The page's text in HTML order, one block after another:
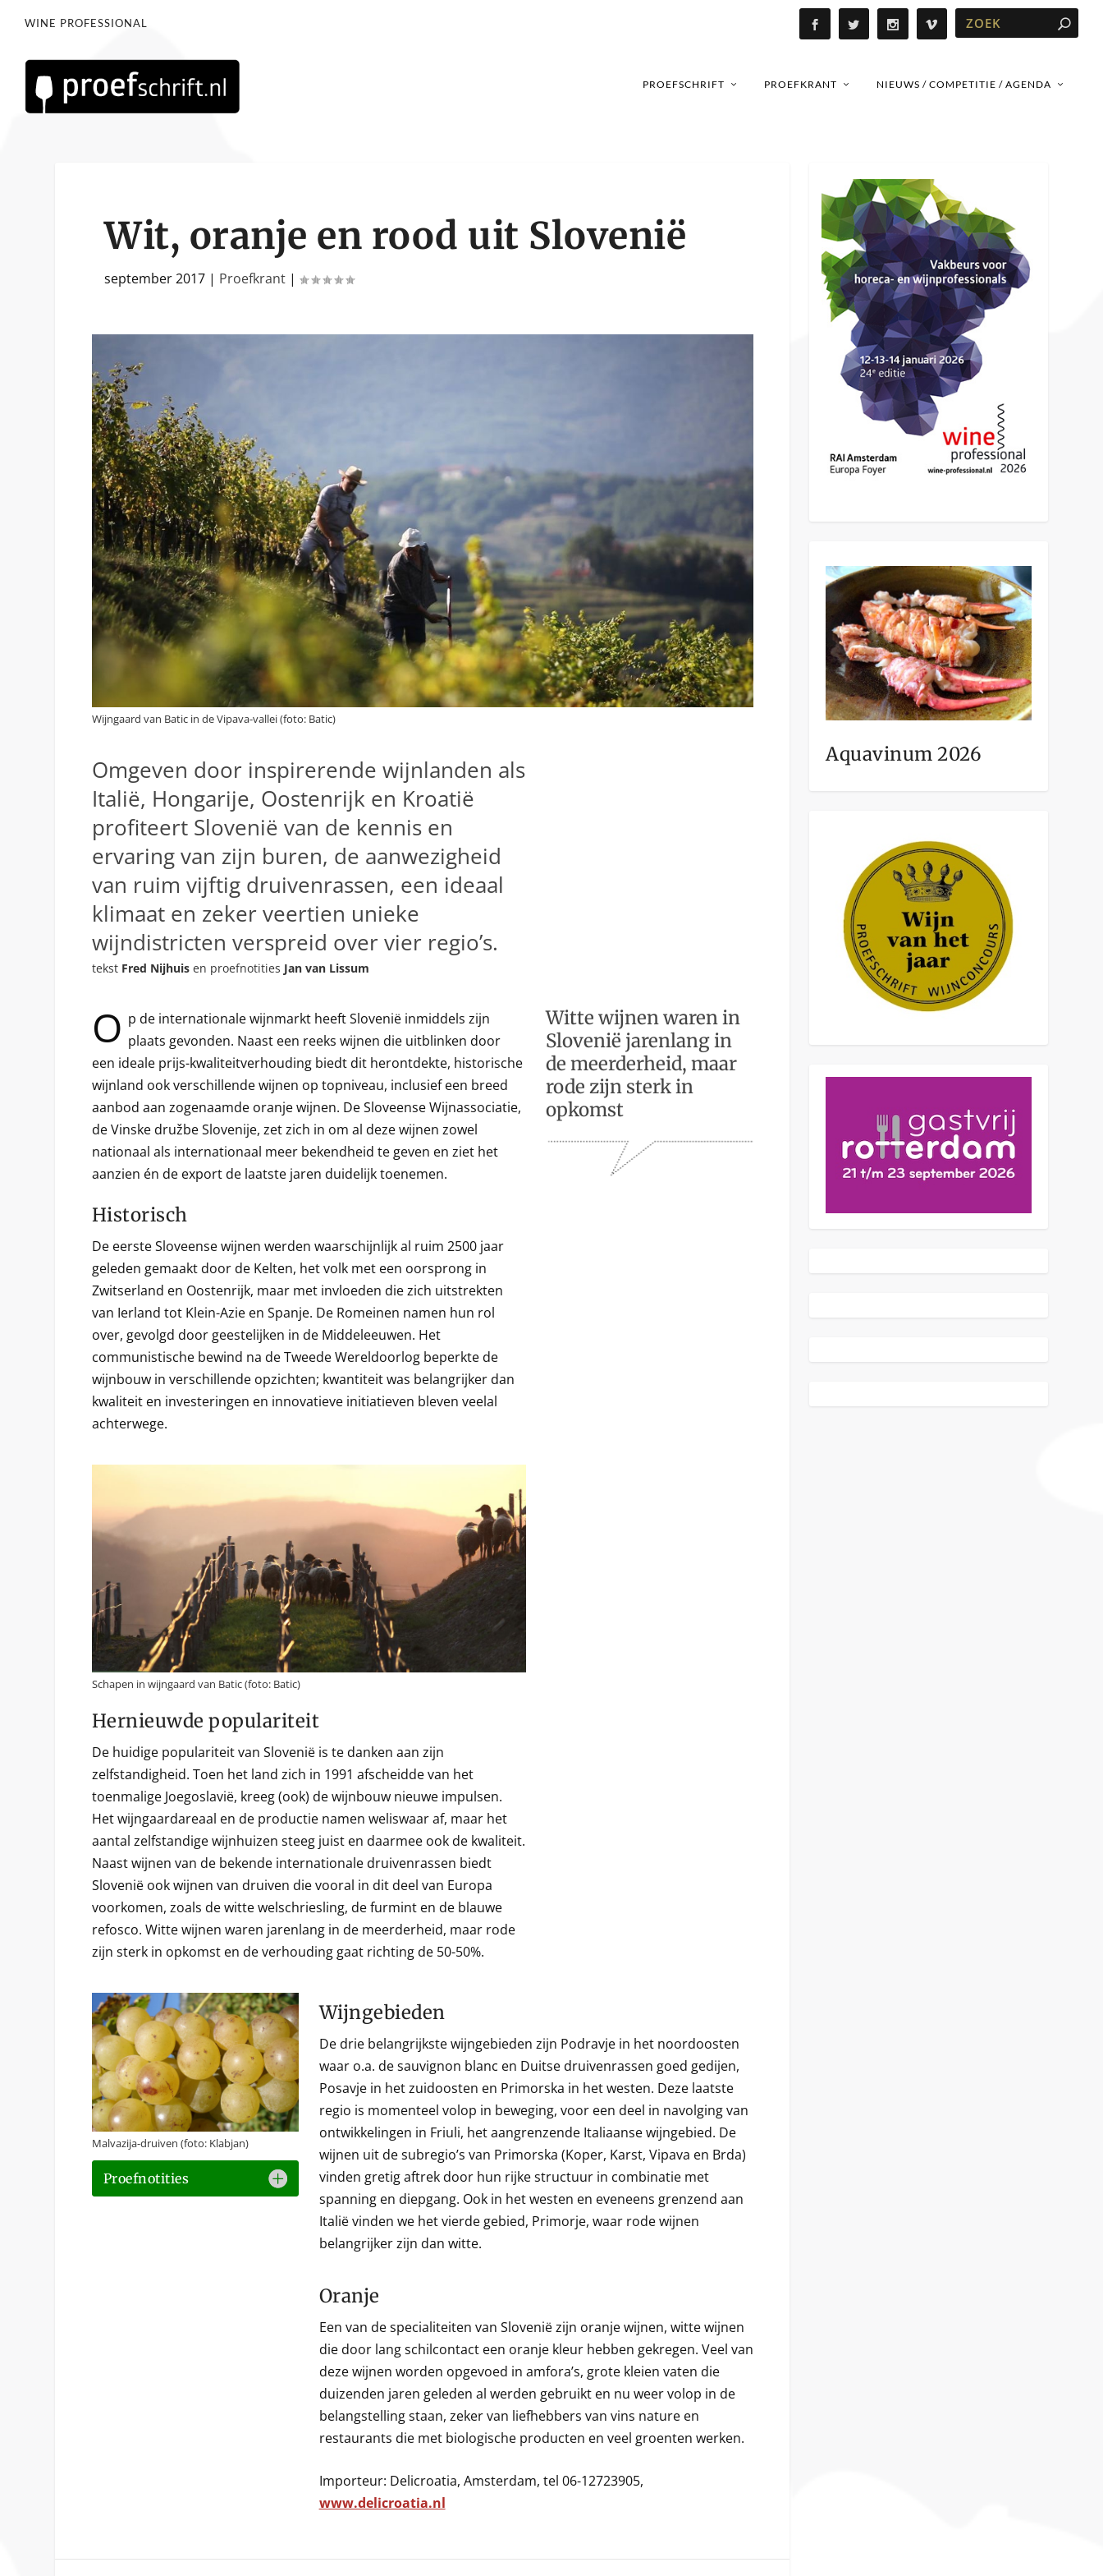
WINE PROFESSIONAL
PROEFSCHRIFT PROEFKRANT NIEUWS / COMPETITIE / AGENDA
Wit, oranje en rood uit Slovenië
september 2017 | Proefkrant |
Wijngaard van Batic in de Vipava-vallei (foto: Batic)
Omgeven door inspirerende wijnlanden als
Italië, Hongarije, Oostenrijk en Kroatië
profiteert Slovenië van de kennis en
ervaring van zijn buren, de aanwezigheid
van ruim vijftig druivenrassen, een ideaal
klimaat en zeker veertien unieke
wijndistricten verspreid over vier regio’s.
tekst Fred Nijhuisen proefnotities Jan van Lissum
O p de internationale wijnmarkt heeft Slovenië inmiddels zijn
plaats gevonden. Naast een reeks wijnen die uitblinken door
een ideale prijs-kwaliteitverhouding biedt dit herontdekte, historische
wijnland ook verschillende wijnen op topniveau, inclusief een breed
aanbod aan zogenaamde oranje wijnen. De Sloveense Wijnassociatie,
de Vinske družbe Slovenije, zet zich in om al deze wijnen zowel
nationaal als internationaal meer bekendheid te geven en ziet het
aanzien én de export de laatste jaren duidelijk toenemen.
Historisch
De eerste Sloveense wijnen werden waarschijnlijk al ruim 2500 jaar
geleden gemaakt door de Kelten, het volk met een oorsprong in
Zwitserland en Oostenrijk, maar met invloeden die zich uitstrekten
van Ierland tot Klein-Azie en Spanje. De Romeinen namen hun rol
over, gevolgd door geestelijken in de Middeleeuwen. Het
communistische bewind na de Tweede Wereldoorlog beperkte de
wijnbouw in verschillende opzichten; kwantiteit was belangrijker dan
kwaliteit en investeringen en innovatieve initiatieven bleven veelal
achterwege.
Witte wijnen waren in
Slovenië jarenlang in
de meerderheid, maar
rode zijn sterk in
opkomst
Schapen in wijngaard van Batic (foto: Batic)
Hernieuwde populariteit
De huidige populariteit van Slovenië is te danken aan zijn
zelfstandigheid. Toen het land zich in 1991 afscheidde van het
toenmalige Joegoslavië, kreeg (ook) de wijnbouw nieuwe impulsen.
Het wijngaardareaal en de productie namen weliswaar af, maar het
aantal zelfstandige wijnhuizen steeg juist en daarmee ook de kwaliteit.
Naast wijnen van de bekende internationale druivenrassen biedt
Slovenië ook wijnen van druiven die vooral in dit deel van Europa
voorkomen, zoals de witte welschriesling, de furmint en de blauwe
refosco. Witte wijnen waren jarenlang in de meerderheid, maar rode
zijn sterk in opkomst en de verhouding gaat richting de 50-50%.
Malvazija-druiven (foto: Klabjan)
Proefnotities
Wijngebieden
De drie belangrijkste wijngebieden zijn Podravje in het noordoosten
waar o.a. de sauvignon blanc en Duitse druivenrassen goed gedijen,
Posavje in het zuidoosten en Primorska in het westen. Deze laatste
regio is momenteel volop in beweging, voor een deel in navolging van
ontwikkelingen in Friuli, het aangrenzende Italiaanse wijngebied. De
wijnen uit de subregio’s van Primorska (Koper, Karst, Vipava en Brda)
vinden gretig aftrek door hun rijke structuur in combinatie met
spanning en diepgang. Ook in het westen en eveneens grenzend aan
Italië vinden we het vierde gebied, Primorje, waar rode wijnen
belangrijker zijn dan witte.
Oranje
Een van de specialiteiten van Slovenië zijn oranje wijnen, witte wijnen
die door lang schilcontact een oranje kleur hebben gekregen. Veel van
deze wijnen worden opgevoed in amfora’s, grote kleien vaten die
duizenden jaren geleden al werden gebruikt en nu weer volop in de
belangstelling staan, zeker van liefhebbers van vins nature en
restaurants die met biologische producten en veel groenten werken.
Importeur: Delicroatia, Amsterdam, tel 06-12723905,
www.delicroatia.nl
Aquavinum 2026